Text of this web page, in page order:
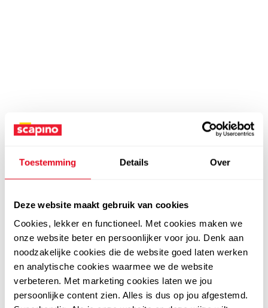
Toestemming Details Over
Deze website maakt gebruik van cookies
Cookies, lekker en functioneel. Met cookies maken we
onze website beter en persoonlijker voor jou. Denk aan
noodzakelijke cookies die de website goed laten werken
en analytische cookies waarmee we de website
verbeteren. Met marketing cookies laten we jou
persoonlijke content zien. Alles is dus op jou afgestemd.